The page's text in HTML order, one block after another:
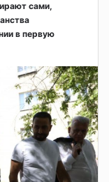
сами,
в первую